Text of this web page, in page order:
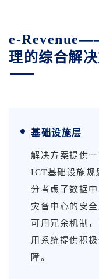
e-
理的综合解
基础设施层
解决方案提供
ICT基础设施规
分考虑了数据中
灾备中心的安全
可用冗余机制
用系统提供积
障。